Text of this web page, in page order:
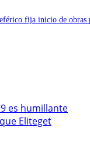
fija inicio de obras
es humillante
Eliteget